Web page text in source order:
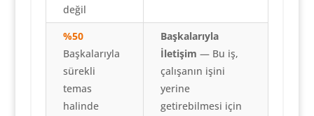
değil
%50
Başkalarıyla
sürekli
temas
halinde
Başkalarıyla
İletişim — Bu iş,
çalışanın işini
yerine
getirebilmesi için